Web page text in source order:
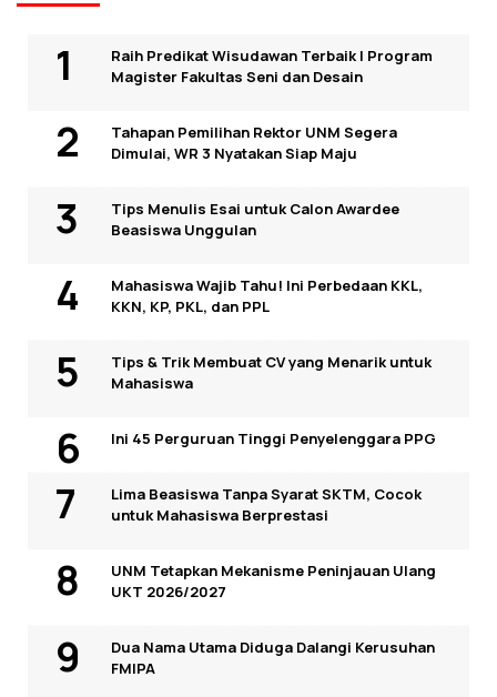
Raih Predikat Wisudawan Terbaik I Program
Magister Fakultas Seni dan Desain
Tahapan Pemilihan Rektor UNM Segera
Dimulai, WR 3 Nyatakan Siap Maju
Tips Menulis Esai untuk Calon Awardee
Beasiswa Unggulan
Mahasiswa Wajib Tahu! Ini Perbedaan KKL,
KKN, KP, PKL, dan PPL
Tips & Trik Membuat CV yang Menarik untuk
Mahasiswa
Ini 45 Perguruan Tinggi Penyelenggara PPG
Lima Beasiswa Tanpa Syarat SKTM, Cocok
untuk Mahasiswa Berprestasi
UNM Tetapkan Mekanisme Peninjauan Ulang
UKT 2026/2027
Dua Nama Utama Diduga Dalangi Kerusuhan
FMIPA